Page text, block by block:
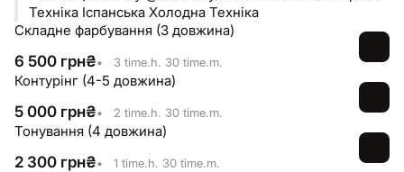
Техніка Іспанська Холодна Техніка
Складне фарбування (3 довжина)
6 500 грн₴• 3 time.h. 30 time.m.
Контурінг (4-5 довжина)
5 000 грн₴• 2 time.h. 30 time.m.
Тонування (4 довжина)
2 300 грн₴• 1 time.h. 30 time.m.